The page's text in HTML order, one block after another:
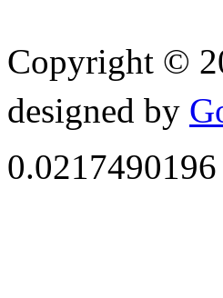
Copyright ©
designed by
0.0217490196